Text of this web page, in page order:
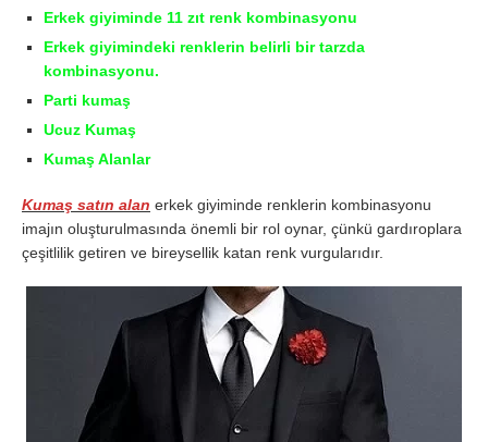
Erkek giyiminde 11 zıt renk kombinasyonu
Erkek giyimindeki renklerin belirli bir tarzda
kombinasyonu.
Parti kumaş
Ucuz Kumaş
Kumaş Alanlar
Kumaş satın alan erkek giyiminde renklerin kombinasyonu
imajın oluşturulmasında önemli bir rol oynar, çünkü gardıroplara
çeşitlilik getiren ve bireysellik katan renk vurgularıdır.